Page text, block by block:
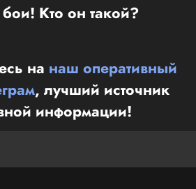
Кто он такой?
на наш оперативный
, лучший источник
информации!